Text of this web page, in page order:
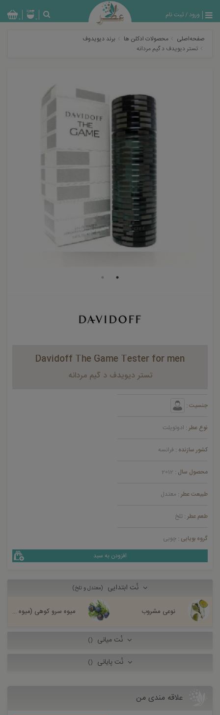
ورود /ثبت نام
بازگشت
0 0
صفحه‌اصلی محصولات ادکلن ها
برند دیویدوف
تستر دیویدف د گیم مردانه
Davidoff The Game Tester for men
تستر دیویدف د گیم مردانه
جنسیت :
نوع عطر : ادوتویلت
کشور سازنده : فرانسه
محصول سال : 2012
طبیعت عطر : معتدل
طعم عطر : تلخ
گروه بویایی : چوبی
افزودن به سبد
نُت ابتدایی (معتدل و تلخ)
نوعی مشروب میوه سرو کوهی (میوه درخت عرعر)
نُت میانی ()
نُت پایانی ()
علاقه مندی من